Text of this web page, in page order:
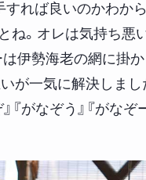
れば良いのかわか
ね。オレは気持ち悪
伊勢海老の網に掛
が一気に解決しまし
がなぞう』『がなぞ